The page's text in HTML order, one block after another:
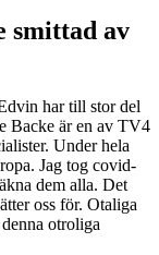
smittad av
har till stor del
Backe är en av TV4
Under hela
Jag tog covid-
dem alla. Det
oss för. Otaliga
otroliga